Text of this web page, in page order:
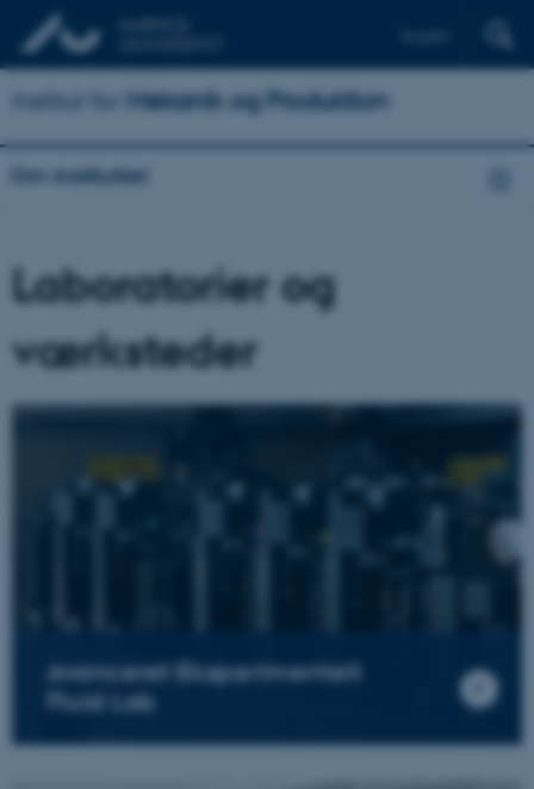
Institut for Mekanik og Produktion
Om instituttet
Laboratorier og
værksteder
Avanceret Eksperimentelt
Fluid Lab